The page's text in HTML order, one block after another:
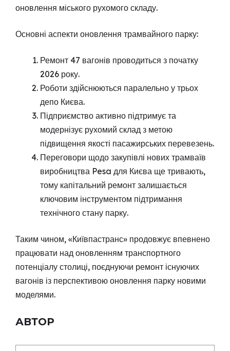
оновлення міського рухомого складу.
Основні аспекти оновлення трамвайного парку:
Ремонт 47 вагонів проводиться з початку
2026 року.
Роботи здійснюються паралельно у трьох
депо Києва.
Підприємство активно підтримує та
модернізує рухомий склад з метою
підвищення якості пасажирських перевезень.
Переговори щодо закупівлі нових трамваїв
виробництва Pesa для Києва ще тривають,
тому капітальний ремонт залишається
ключовим інструментом підтримання
технічного стану парку.
Таким чином, «Київпастранс» продовжує впевнено
працювати над оновленням транспортного
потенціалу столиці, поєднуючи ремонт існуючих
вагонів із перспективою оновлення парку новими
моделями.
АВТОР